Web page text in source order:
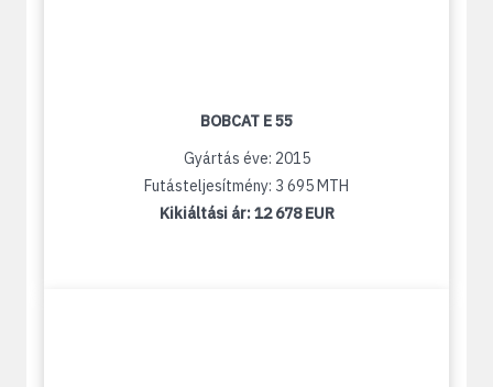
BOBCAT E 55
Gyártás éve: 2015
Futásteljesítmény: 3 695 MTH
Kikiáltási ár:12 678 EUR